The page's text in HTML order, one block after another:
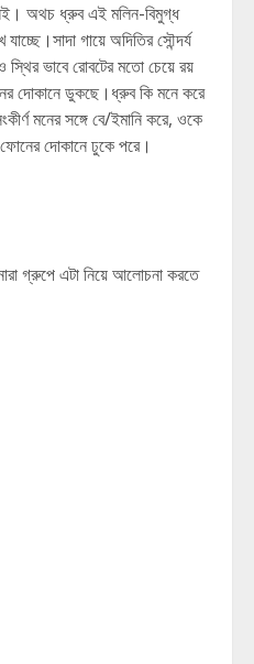
অথচ ধ্রুব এই মলিন-বিমুগ্ধ
গায়ে অদিতির সৌন্দর্য
ভাবে রোবটের মতো চেয়ে রয়
দোকানে ডুকছে।ধ্রুব কি মনে করে
মনের সঙ্গে বে/ইমানি করে, ওকে
দোকানে ঢুকে পরে।
গ্রুপে এটা নিয়ে আলোচনা করতে